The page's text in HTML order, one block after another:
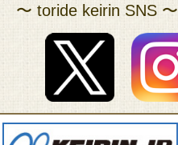
〜 toride keirin SNS 〜